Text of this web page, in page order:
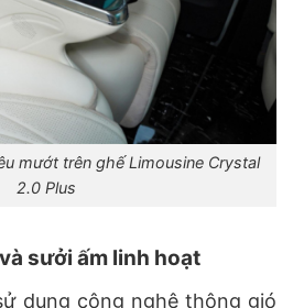
mướt trên ghế Limousine Crystal
2.0 Plus
sưởi ấm linh hoạt
dụng công nghệ thông gió